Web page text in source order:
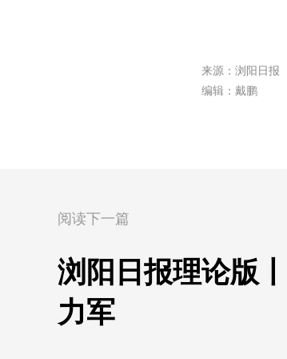
来源：浏阳日报
编辑：戴鹏
阅读下一篇
浏阳日报理论版
力军